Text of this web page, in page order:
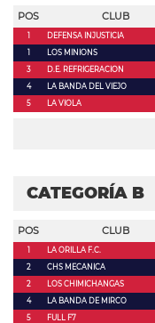
POS CLUB
1 DEFENSA INJUSTICIA
1
LOS MINIONS
3
D.E. REFRIGERACION
4
LA BANDA DEL VIEJO
5
LA VIOLA
CATEGORÍA B
POS CLUB
1 LA ORILLA F.C.
2
CHS MECANICA
2
LOS CHIMICHANGAS
4
LA BANDA DE MIRCO
5
FULL F7